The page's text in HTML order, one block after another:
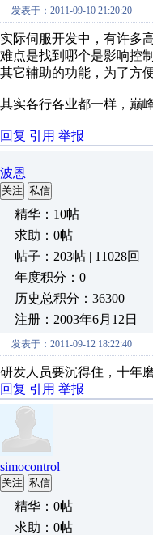
发表于：2011-09-10 21:20:20
实际伺服开发中，有许多
难点是找到哪个是影响控
其它辅助的功能，为了方
其实各行各业都一样，巅
回复 引用 举报
波恩
关注 私信
精华：10帖
求助：0帖
帖子：203帖 | 11028回
年度积分：0
历史总积分：36300
注册：2003年6月12日
发表于：2011-09-12 18:22:40
研发人员要沉得住，十
回复 引用 举报
simocontrol
关注 私信
精华：0帖
求助：0帖